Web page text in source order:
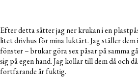
Efter detta sätter jag ner krukan i en
litet drivhus för mina luktärt. Jag ställer
fönster – brukar göra sex påsar på samma
sig på egen hand. Jag kollar till dem då och
fortfarande är fuktig.